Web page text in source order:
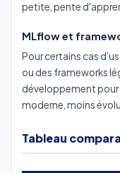
petite, pente
MLflow et
Pour certains cas
ou des frameworks
développement pour
moderne, moins
Tableau